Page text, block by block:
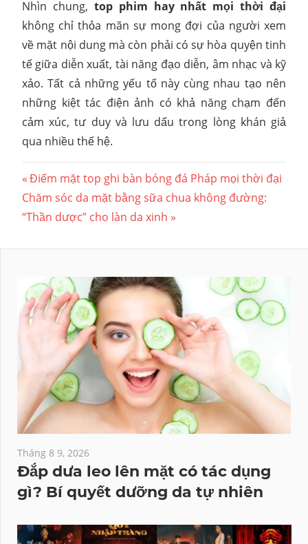
Nhìn chung, top phim hay nhất mọi thời đại
không chỉ thỏa mãn sự mong đợi của người xem
về mặt nội dung mà còn phải có sự hòa quyện tinh
tế giữa diễn xuất, tài năng đạo diễn, âm nhạc và kỹ
xảo. Tất cả những yếu tố này cùng nhau tạo nên
những kiệt tác điện ảnh có khả năng chạm đến
cảm xúc, tư duy và lưu dấu trong lòng khán giả
qua nhiều thế hệ.
Điều
hướng
Previous
Post:
Điểm mặt top ghi bàn bóng đá Pháp mọi thời đại
Next
Post:
Chăm sóc da mặt bằng sữa chua không đường:
“Thần dược” cho làn da xinh
Tháng 8 9, 2026
Đắp dưa leo lên mặt có tác dụng
gì? Bí quyết dưỡng da tự nhiên